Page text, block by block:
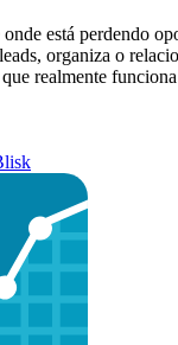
está perdendo
organiza o
realmente